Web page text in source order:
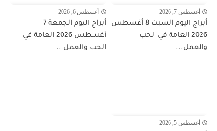
أغسطس 7, 2026
أبراج اليوم السبت 8 أغسطس
2026 العامة في الحب
والعمل...
أغسطس 6, 2026
أبراج اليوم الجمعة 7
أغسطس 2026 العامة في
الحب والعمل...
أغسطس 5, 2026